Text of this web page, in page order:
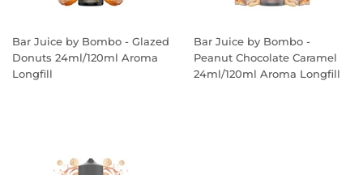
Bar Juice by Bombo - Glazed
Donuts 24ml/120ml Aroma
Longfill
Bar Juice by Bombo -
Peanut Chocolate Caramel
24ml/120ml Aroma Longfill